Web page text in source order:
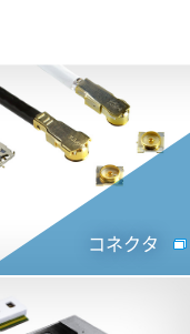
コネクタ